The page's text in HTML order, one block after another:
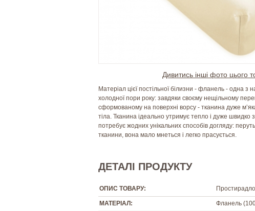
Дивитись інші фото цього
Матеріал цієї постільної білизни - фланель - одна з
холодної пори року: завдяки своєму нещільному
сформованому на поверхні ворсу - тканина дуже
тіла. Тканина ідеально утримує тепло і дуже швидко
потребує жодних унікальних способів догляду: перуть
тканини, вона мало мнеться і легко прасується.
ДЕТАЛІ ПРОДУКТУ
ОПИС ТОВАРУ:
МАТЕРІАЛ: Фланель